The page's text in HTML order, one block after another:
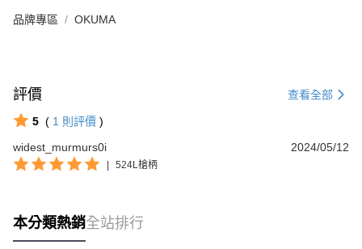
品牌專區 OKUMA
評價 查看全部
5 ( 1 則評價 )
widest_murmurs0i
2024/05/12
| 524L槍柄
本分類熱銷全站排行